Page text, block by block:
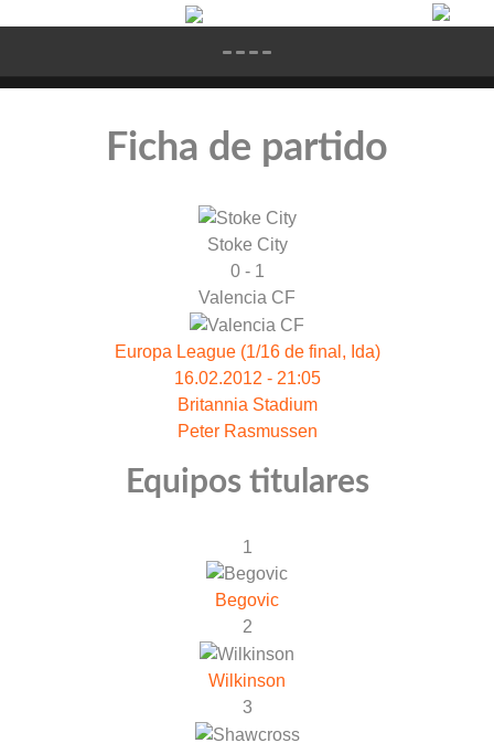
Ficha de partido
Stoke City
0 - 1
Valencia CF
Europa League (1/16 de final, Ida)
16.02.2012 - 21:05
Britannia Stadium
Peter Rasmussen
Equipos titulares
1
Begovic
2
Wilkinson
3